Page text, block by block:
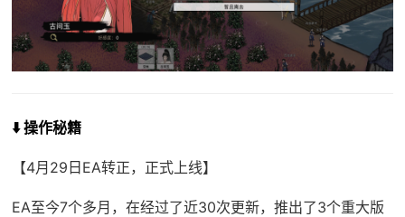
⬇️ 操作秘籍
【4月29日EA转正，正式上线】
EA至今7个多月，在经过了近30次更新，推出了3个重大版